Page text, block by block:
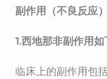
副作用（不良反应）
1.西地那非副作用如
临床上的副作用包